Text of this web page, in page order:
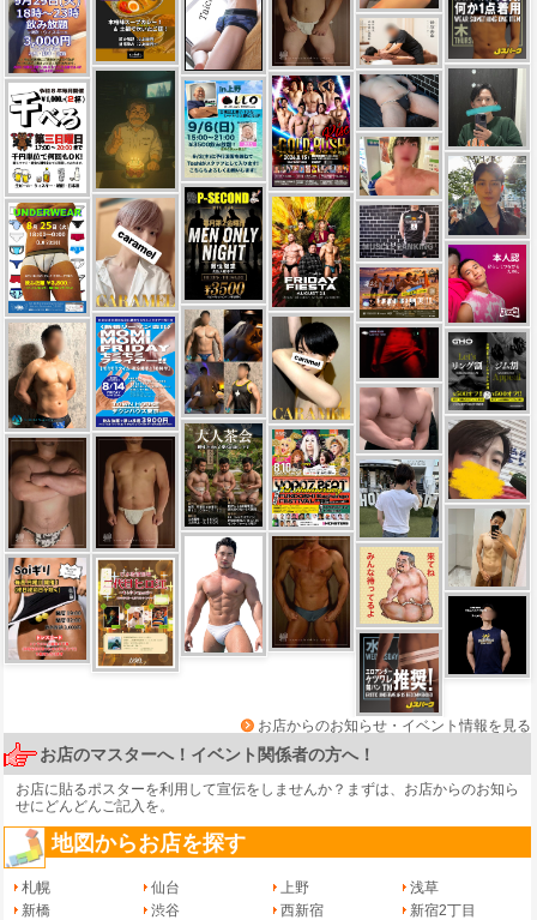
お店からのお知らせ・イベント情報を見る
お店のマスターへ！イベント関係者の方へ！
お店に貼るポスターを利用して宣伝をしませんか？まずは、 お店からのお知ら
せにどんどんご記入を。
地図からお店を探す
札幌 仙台 上野
浅草
新橋
渋谷 西新宿
新宿2丁目